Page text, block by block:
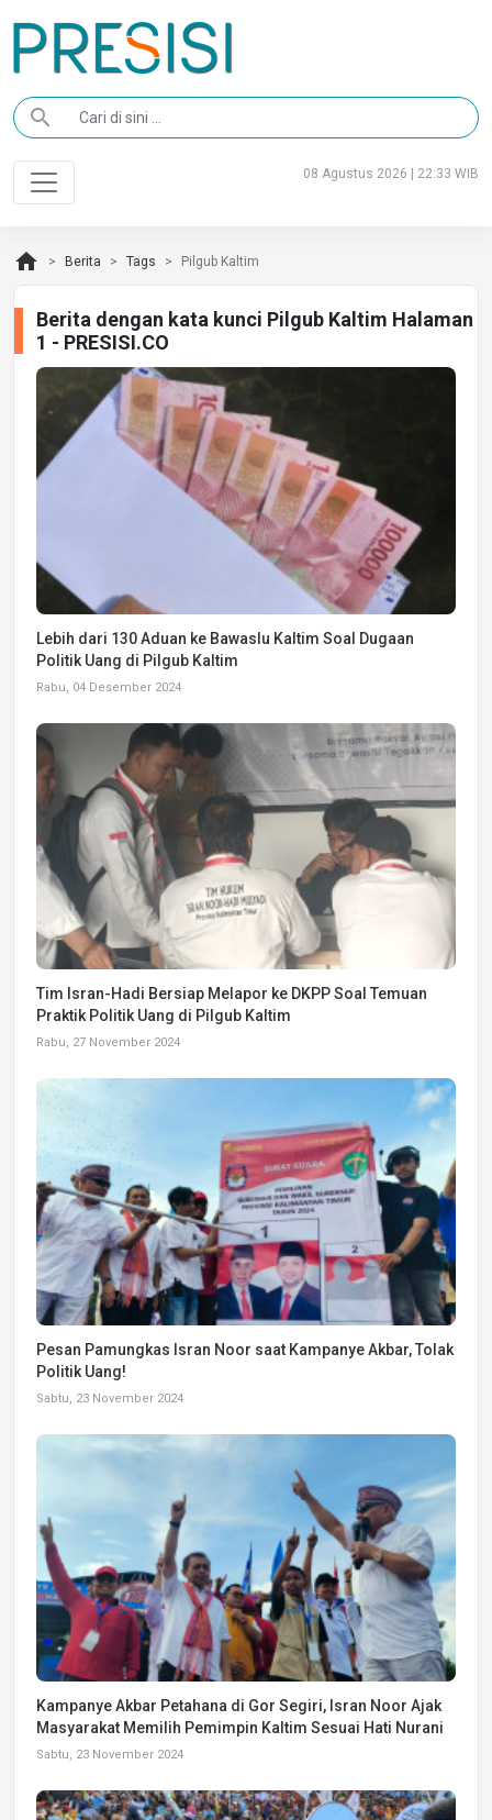
search
08 Agustus 2026 | 22:33 WIB
home Berita Tags Pilgub Kaltim
Berita dengan kata kunci Pilgub Kaltim Halaman
1 - PRESISI.CO
Lebih dari 130 Aduan ke Bawaslu Kaltim Soal Dugaan
Politik Uang di Pilgub Kaltim
Rabu, 04 Desember 2024
Tim Isran-Hadi Bersiap Melapor ke DKPP Soal Temuan
Praktik Politik Uang di Pilgub Kaltim
Rabu, 27 November 2024
Pesan Pamungkas Isran Noor saat Kampanye Akbar, Tolak
Politik Uang!
Sabtu, 23 November 2024
Kampanye Akbar Petahana di Gor Segiri, Isran Noor Ajak
Masyarakat Memilih Pemimpin Kaltim Sesuai Hati Nurani
Sabtu, 23 November 2024